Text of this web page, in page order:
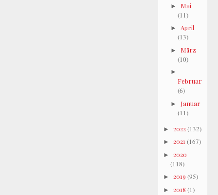
► Mai
(11)
►April
(13)
► März
(10)
►
Februar
(6)
► Januar
(11)
► 2022(132)
► 2021 (167)
► 2020
(118)
► 2019 (95)
► 2018 (1)